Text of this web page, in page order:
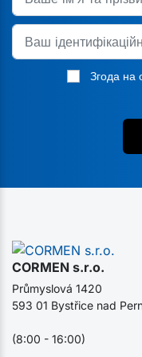
Згода на
CORMEN s.r.o.
Průmyslová 1420
593 01 Bystřice nad
(8:00 - 16:00)